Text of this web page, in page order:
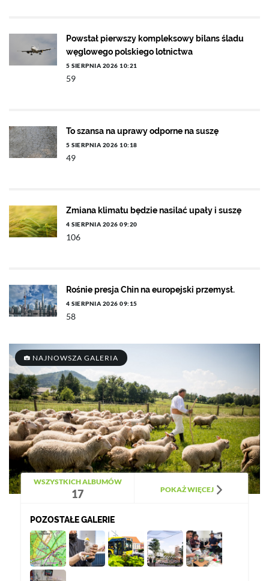
Powstał pierwszy kompleksowy bilans śladu
węglowego polskiego lotnictwa
5 SIERPNIA 2026 10:21
59
To szansa na uprawy odporne na suszę
5 SIERPNIA 2026 10:18
49
Zmiana klimatu będzie nasilać upały i suszę
4 SIERPNIA 2026 09:20
106
Rośnie presja Chin na europejski przemysł.
4 SIERPNIA 2026 09:15
58
NAJNOWSZA GALERIA
WSZYSTKICH ALBUMÓW
17 POKAŻ WIĘCEJ
POZOSTAŁE GALERIE